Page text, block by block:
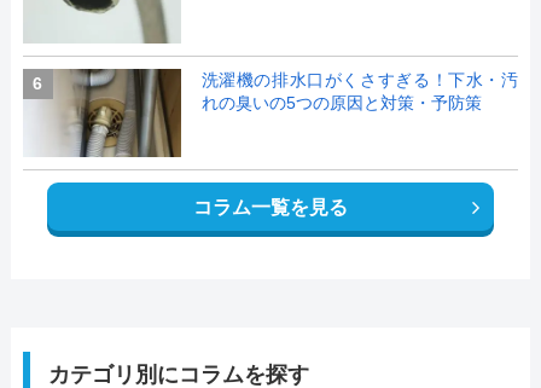
6
洗濯機の排水口がくさすぎる！下水・汚
れの臭いの5つの原因と対策・予防策
コラム一覧を見る
カテゴリ別にコラムを探す